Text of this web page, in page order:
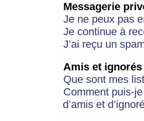
Messagerie
Je ne peux pas
Je continue à
J’ai reçu un
Amis et ignorés
Que sont mes
Comment puis-
d’amis et